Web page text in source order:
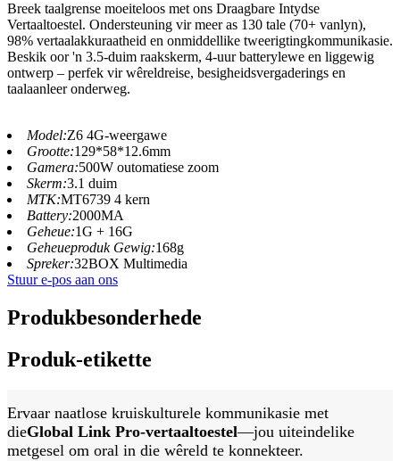
Breek taalgrense moeiteloos met ons Draagbare Intydse
Vertaaltoestel. Ondersteuning vir meer as 130 tale (70+ vanlyn),
98% vertaalakkuraatheid en onmiddellike tweerigtingkommunikasie.
Beskik oor 'n 3.5-duim raakskerm, 4-uur batterylewe en liggewig
ontwerp – perfek vir wêreldreise, besigheidsvergaderings en
taalaanleer onderweg.
Model:Z6 4G-weergawe
Grootte:129*58*12.6mm
Gamera:500W outomatiese zoom
Skerm:3.1 duim
MTK:MT6739 4 kern
Battery:2000MA
Geheue:1G + 16G
Geheueproduk Gewig:168g
Spreker:32BOX Multimedia
Stuur e-pos aan ons
Produkbesonderhede
Produk-etikette
Ervaar naatlose kruiskulturele kommunikasie met
dieGlobal Link Pro-vertaaltoestel—jou uiteindelike
metgesel om oral in die wêreld te konnekteer.